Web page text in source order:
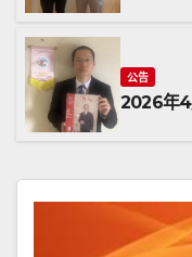
公告
2026年4